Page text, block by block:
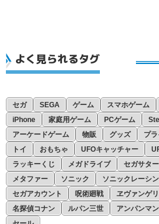
よく見られるタグ
セガ SEGA ゲーム スマホゲーム
iPhone
家庭用ゲーム PCゲーム
アーケードゲーム
物販 グッズ プ
トイ
おもちゃ UFOキャッチャー
ラッキーくじ
メガドライブ セガサタ
メタファー
ソニック ソニックレーシ
セガアカウント
呪術廻戦
ヱヴァンゲ
名探偵コナン
ルパン三世 アンパンマン